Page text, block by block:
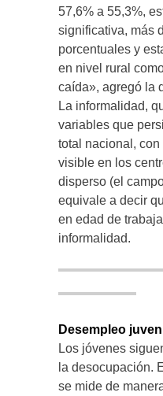
57,6% a 55,3%,
significativa, más
porcentuales y
en nivel rural
caída», agregó la
La informalidad,
variables que
total nacional,
visible en los
disperso (el
equivale a decir
en edad de
informalidad.
Desempleo
Los jóvenes
la desocupación.
se mide de